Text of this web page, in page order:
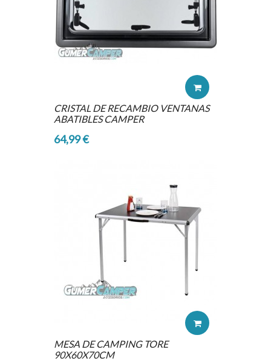
CRISTAL DE RECAMBIO VENTANAS
ABATIBLES CAMPER
64,99 €
MESA DE CAMPING TORE
90X60X70CM